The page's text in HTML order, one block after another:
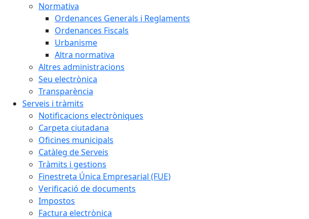
Normativa
Ordenances Generals i Reglaments
Ordenances Fiscals
Urbanisme
Altra normativa
Altres administracions
Seu electrònica
Transparència
Serveis i tràmits
Notificacions electròniques
Carpeta ciutadana
Oficines municipals
Catàleg de Serveis
Tràmits i gestions
Finestreta Única Empresarial (FUE)
Verificació de documents
Impostos
Factura electrònica